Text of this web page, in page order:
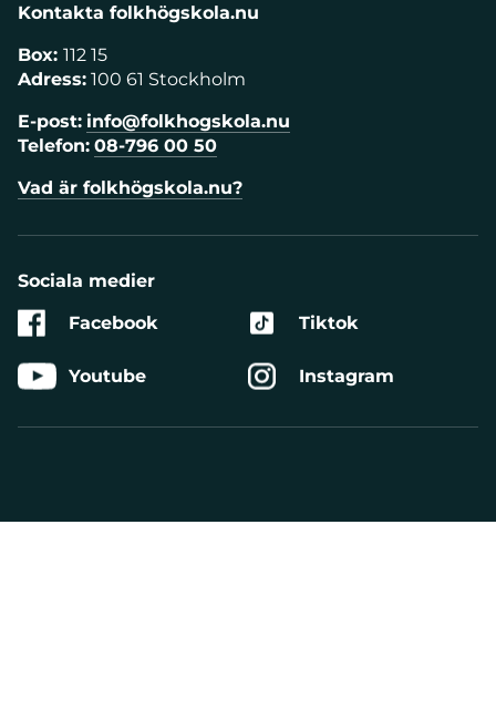
Kontakta folkhögskola.nu
Box: 112 15
Adress: 100 61 Stockholm
E-post: info@folkhogskola.nu
Telefon: 08-796 00 50
Vad är folkhögskola.nu?
Sociala medier
Facebook
Youtube
Tiktok
Instagram